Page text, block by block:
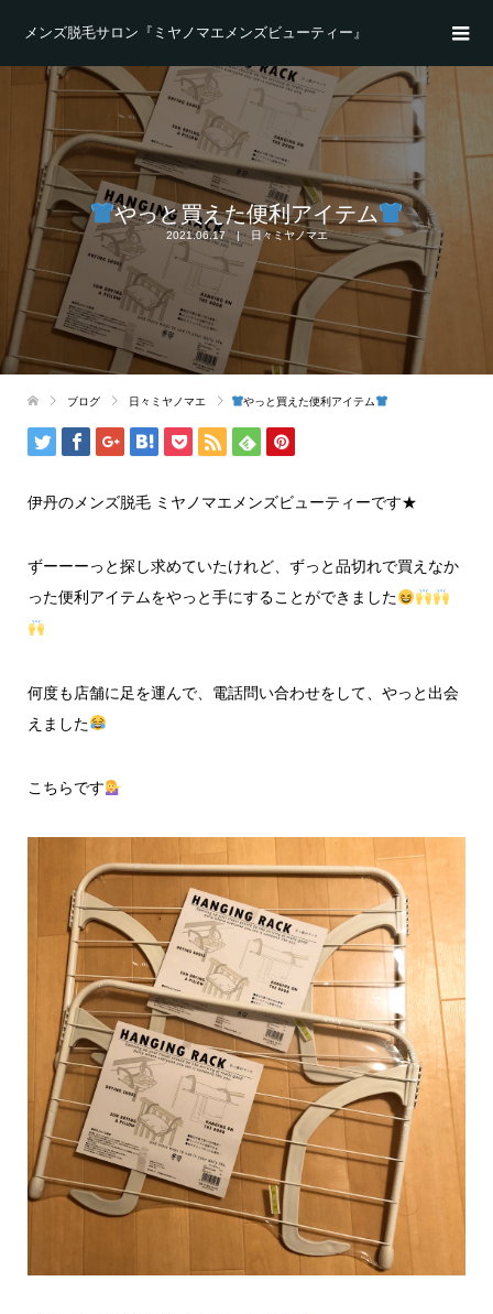
メンズ脱毛サロン『ミヤノマエメンズビューティー』
やっと買えた便利アイテム
2021.06.17 日々ミヤノマエ
ブログ 日々ミヤノマエ やっと買えた便利アイテム
伊丹のメンズ脱毛 ミヤノマエメンズビューティーです★
ずーーーっと探し求めていたけれど、ずっと品切れで買えなか
った便利アイテムをやっと手にすることができました
何度も店舗に足を運んで、電話問い合わせをして、やっと出会
えました
こちらです